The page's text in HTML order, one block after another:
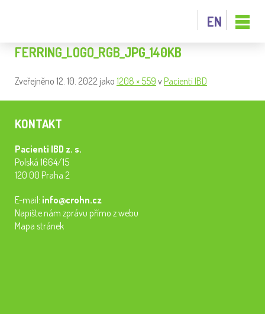
EN
FERRING_LOGO_RGB_JPG_140KB
Zveřejněno 12. 10. 2022 jako 1208 × 559 v Pacienti IBD
KONTAKT
Pacienti IBD z. s.
Polská 1664/15
120 00 Praha 2
E-mail: info@crohn.cz
Napište nám zprávu přímo z webu
Mapa stránek